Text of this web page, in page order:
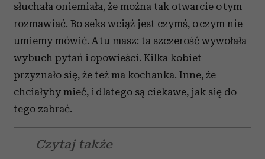
słuchała oniemiała, że można tak otwarcie o tym
rozmawiać. Bo seks wciąż jest czymś, o czym nie
umiemy mówić. A tu masz: ta szczerość wywołała
wybuch pytań i opowieści. Kilka kobiet
przyznało się, że też ma kochanka. Inne, że
chciałyby mieć, i dlatego są ciekawe, jak się do
tego zabrać.
Czytaj także